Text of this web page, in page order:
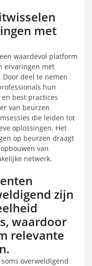
met
waardevol platform
ervaringen met
deel te nemen
hun
best practices
van beurzen
die leiden tot
oplossingen. Het
op beurzen draagt
van
netwerk.
zijn
waardoor
relevante
overweldigend